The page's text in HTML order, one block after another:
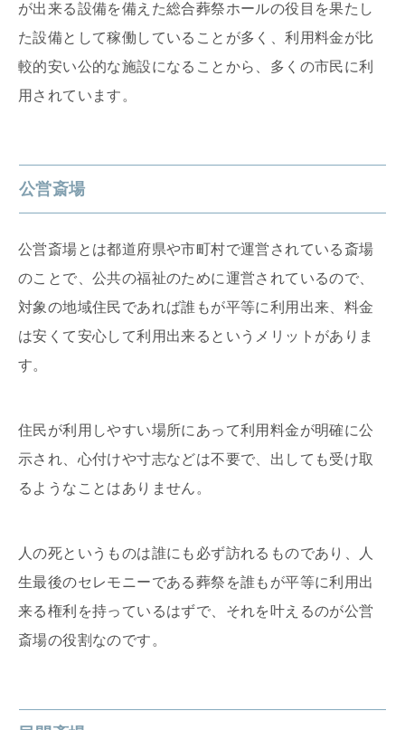
が出来る設備を備えた総合葬祭ホールの役目を果たし
た設備として稼働していることが多く、利用料金が比
較的安い公的な施設になることから、多くの市民に利
用されています。
公営斎場
公営斎場とは都道府県や市町村で運営されている斎場
のことで、公共の福祉のために運営されているので、
対象の地域住民であれば誰もが平等に利用出来、料金
は安くて安心して利用出来るというメリットがありま
す。
住民が利用しやすい場所にあって利用料金が明確に公
示され、心付けや寸志などは不要で、出しても受け取
るようなことはありません。
人の死というものは誰にも必ず訪れるものであり、人
生最後のセレモニーである葬祭を誰もが平等に利用出
来る権利を持っているはずで、それを叶えるのが公営
斎場の役割なのです。